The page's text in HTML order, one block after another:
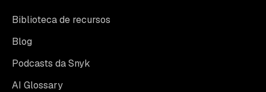
Biblioteca de recursos
Blog
Podcasts da Snyk
AI Glossary